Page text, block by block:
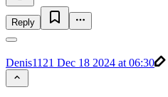
Reply
Denis1121 Dec 18 2024 at 06:30